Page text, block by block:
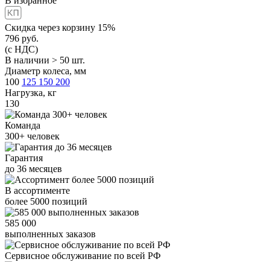
Скидка через корзину 15%
796 руб.
(с НДС)
В наличии > 50 шт.
Диаметр колеса, мм
100 125 150 200
Нагрузка, кг
130
Команда
300+ человек
Гарантия
до 36 месяцев
В ассортименте
более 5000 позиций
585 000
выполненных заказов
Сервисное обслуживание по всей РФ